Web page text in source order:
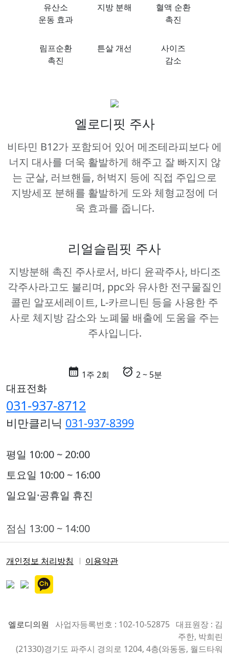
유산소
운동 효과
지방 분해
혈액 순환
촉진
림프순환
촉진
튼살 개선
사이즈
감소
엘로디핏 주사
비타민 B12가 포함되어 있어 메조테라피보다 에
너지 대사를 더욱 활발하게 해주고 잘 빠지지 않
는 군살, 러브핸들, 허벅지 등에 직접 주입으로
지방세포 분해를 활발하게 도와 체형교정에 더
욱 효과를 줍니다.
리얼슬림핏 주사
지방분해 촉진 주사로서, 바디 윤곽주사, 바디조
각주사라고도 불리며, ppc와 유사한 전구물질인
콜린 알포세레이트, L-카르니틴 등을 사용한 주
사로 체지방 감소와 노폐물 배출에 도움을 주는
주사입니다.
calendar_month 1주 2회 alarm_on 2 ~ 5분
대표전화
031-937-8712
비만클리닉 031-937-8399
평일 10:00 ~ 20:00
토요일 10:00 ~ 16:00
일요일·공휴일 휴진
점심 13:00 ~ 14:00
개인정보 처리방침 이용약관
엘로디의원 사업자등록번호 : 102-10-52875 대표원장 : 김
주한, 박희린
(21330)경기도 파주시 경의로 1204, 4층(와동동, 월드타워